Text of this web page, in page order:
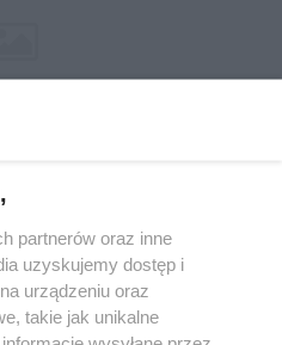
nie może być powielany i
w jakikolwiek sposób (w
na jakimkolwiek polu
z umieszczaniem w Internecie
Jakiekolwiek użycie lub
w części z naruszeniem prawa, tzn.
partnerów oraz inne
uzyskujemy dostęp i
urządzeniu oraz
takie jak unikalne